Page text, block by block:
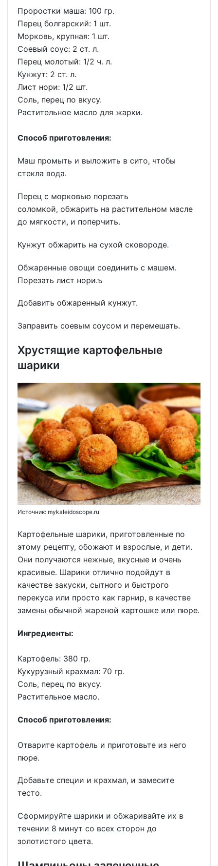
Проростки маша: 100 гр.
Перец болгарский: 1 шт.
Морковь, крупная: 1 шт.
Соевый соус: 2 ст. л.
Перец молотый: 1/2 ч. л.
Кунжут: 2 ст. л.
Лист нори: 1/2 шт.
Соль, перец по вкусу.
Растительное масло для жарки.
Способ приготовления:
Маш промыть и выложить в сито, чтобы
стекла вода.
Перец с морковью порезать
соломкой, обжарить на растительном масле
до мягкости, и поперчить.
Кунжут обжарить на сухой сковороде.
Обжаренные овощи соединить с машем.
Порезать лист нори.ъ
Добавить обжаренный кунжут.
Заправить соевым соусом и перемешать.
Хрустящие картофельные
шарики
Источник: mykaleidoscope.ru
Картофельные шарики, приготовленные по
этому рецепту, обожают и взрослые, и дети.
Они получаются нежные, вкусные и очень
красивые. Шарики отлично подойдут в
качестве закуски, сытного и быстрого
перекуса или просто как гарнир, в качестве
замены обычной жареной картошке или пюре.
Ингредиенты:
Картофель: 380 гр.
Кукурузный крахмал: 70 гр.
Соль, перец по вкусу.
Растительное масло.
Способ приготовления:
Отварите картофель и приготовьте из него
пюре.
Добавьте специи и крахмал, и замесите
тесто.
Сформируйте шарики и обжаривайте их в
течении 8 минут со всех сторон до
золотистого цвета.